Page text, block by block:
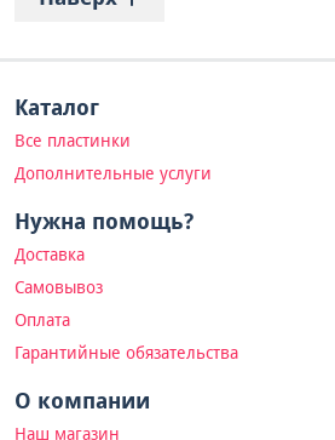
Каталог
Все пластинки
Дополнительные услуги
Нужна помощь?
Доставка
Самовывоз
Оплата
Гарантийные обязательства
О компании
Наш магазин